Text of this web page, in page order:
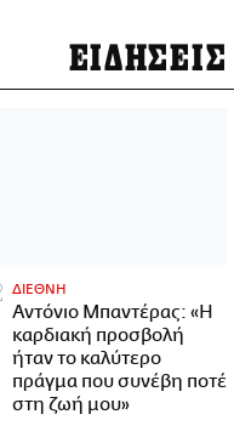
ΕΙΔΗΣΕΙΣ
ΔΙΕΘΝΗ
Αντόνιο Μπαντέρας: «Η
καρδιακή προσβολή
ήταν το καλύτερο
πράγμα που συνέβη ποτέ
στη ζωή μου»